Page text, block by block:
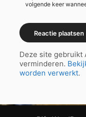
volgende keer
Deze site gebruikt
verminderen.
worden verwerkt.